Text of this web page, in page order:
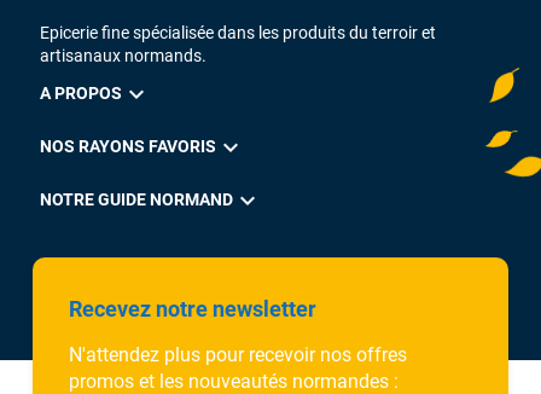
Epicerie fine spécialisée dans les produits du terroir et
artisanaux normands.
A PROPOS expand_more
NOS RAYONS FAVORIS expand_more
NOTRE GUIDE NORMAND expand_more
Recevez notre newsletter
N'attendez plus pour recevoir nos offres
promos et les nouveautés normandes :